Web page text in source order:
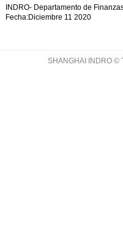
INDRO- Departamento de
Fecha:Diciembre 11 2020
SHANGHAI INDRO ©